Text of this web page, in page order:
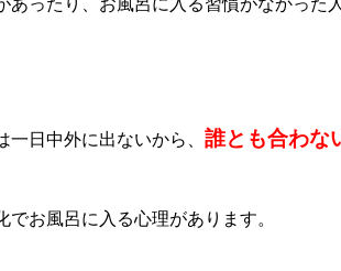
ったり、お風呂に入る習慣がなかった
日中外に出ないから、 誰とも合わな
お風呂に入る心理があります。